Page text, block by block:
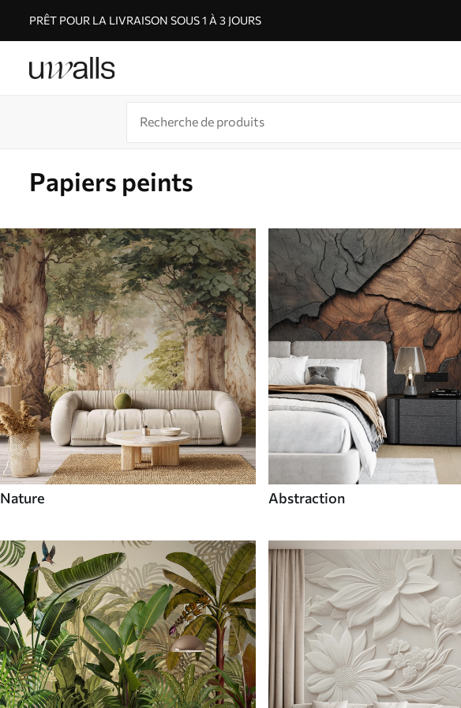
PRÊT POUR LA LIVRAISON SOUS 1 À 3 JOURS
Papiers peints
Nature Abstraction